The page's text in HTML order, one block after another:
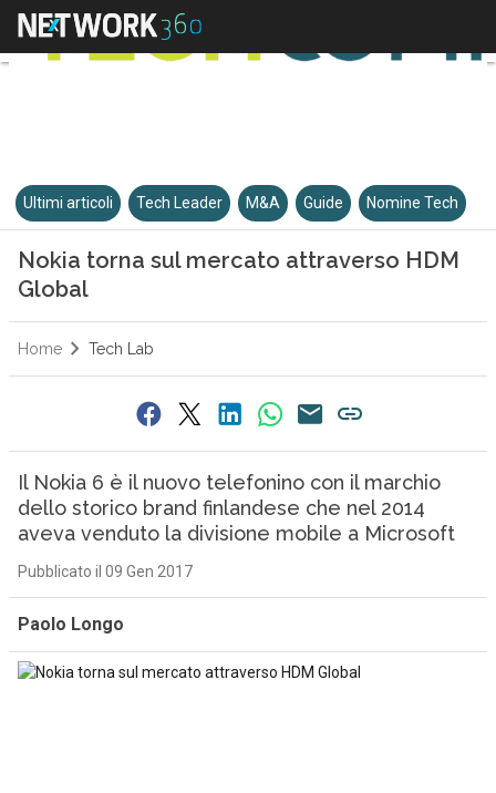
Ultimi articoli Tech Leader M&A Guide Nomine Tech
Nokia torna sul mercato attraverso HDM
Global
Home Tech Lab
Il Nokia 6 è il nuovo telefonino con il marchio
dello storico brand finlandese che nel 2014
aveva venduto la divisione mobile a Microsoft
Pubblicato il 09 Gen 2017
Paolo Longo